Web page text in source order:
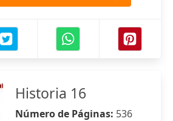
Historia 16
Número de Páginas: 536